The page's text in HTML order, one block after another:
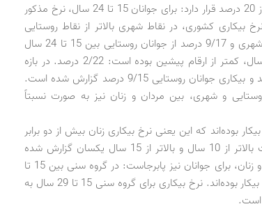
نرخ بیکاری جوانان همچنان در سطوح بالاتر از 20 درصد قرار دارد: برای جوانان 15 تا 24 سال، نرخ مذکور
بیکاری کشوری، در نقاط شهری بالاتر از نقاط روستایی
است. در بهار امسال، 5/28 درصد از جوانان شهری و 9/17 درصد از جوانان روستایی بین 15 تا 24 سال
بیکار بوده‌اند. نرخ بیکاری جوانان 15 تا 29 سال، کمتر از ارقام پیشین بوده است: 2/22 درصد. در بازه
سنی مذکور بیکاری جوانان شهری 8/24 درصد و بیکاری جوانان روستایی 9/15 درصد گزارش شده است.
و شهری، بین مردان و زنان نیز به صورت نسبتاً
9 درصد مردان و 4/19 درصد بیکار بوده‌اند که این یعنی نرخ بیکاری زنان بیش از دو برابر
مردان بوده است. ارقام مذکور، برای جمعیت بالاتر از 10 سال و بالاتر از 15 سال یکسان گزارش شده
است. نسبت بیش از دوبرابری بیکاری مردان و زنان، برای جوانان نیز پابرجاست: در گروه سنی بین 15 تا
24 سال، 21 درصد مردان و 4/43 درصد زنان بیکار بوده‌اند. نرخ بیکاری برای گروه سنی 15 تا 29 سال به